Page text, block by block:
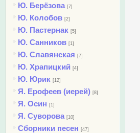
Ю. Берёзова [7]
Ю. Колобов [2]
Ю. Пастернак [5]
Ю. Санников [1]
Ю. Славянская [7]
Ю. Храпицкий [4]
Ю. Юрик [12]
Я. Ерофеев (иерей) [8]
Я. Осин [1]
Я. Суворова [10]
Сборники песен [47]